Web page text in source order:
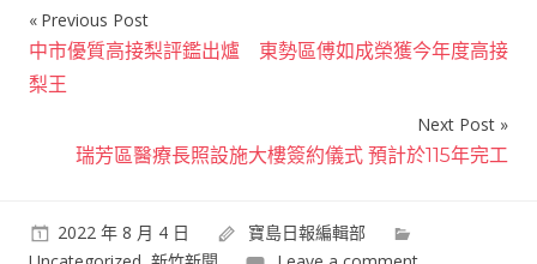
文
章
Previous Post
中市優質高接梨評鑑出爐 東勢區傅如成榮獲今年度高接
梨王
Next Post
瑞芳區醫療長照設施大樓簽約儀式 預計於115年完工
2022 年 8 月 4 日
寶島日報編輯部